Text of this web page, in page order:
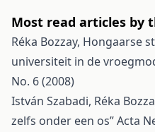
Most read articles by
Réka Bozzay, Hongaarse
universiteit in de
No. 6 (2008)
István Szabadi, Réka
zelfs onder een os”Acta